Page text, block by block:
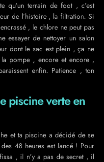
qu’un terrain de foot , c’est
de l’histoire , la filtration. Si
, le chlore ne peut pas
essayer de nettoyer un salon
dont le sac est plein , ça ne
pompe , encore et encore ,
enfin. Patience , ton
piscine verte en
et ta piscine a décidé de se
48 heures est lancé ! Pour
, il n’y a pas de secret , il